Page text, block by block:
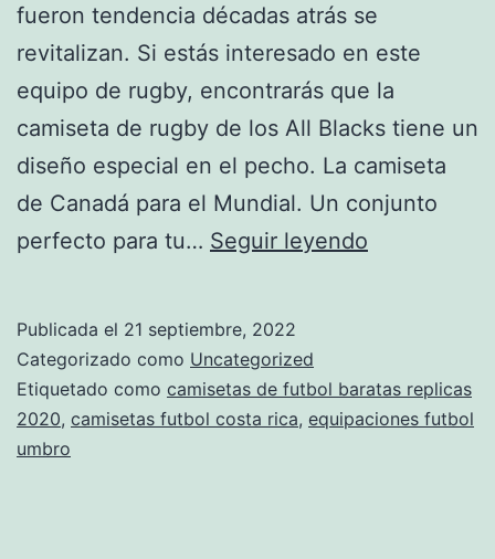
fueron tendencia décadas atrás se
revitalizan. Si estás interesado en este
equipo de rugby, encontrarás que la
camiseta de rugby de los All Blacks tiene un
diseño especial en el pecho. La camiseta
de Canadá para el Mundial. Un conjunto
perfecto para tu… Seguir leyendo
camisetas
mexico
Publicada el 21 septiembre, 2022
Categorizado como Uncategorized
Etiquetado como camisetas de futbol baratas replicas
2020, camisetas futbol costa rica, equipaciones futbol
umbro